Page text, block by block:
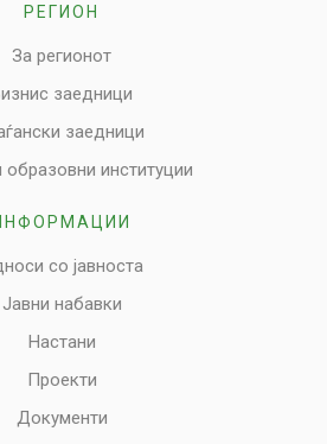
РЕГИОН
За регионот
заедници
заедници
образовни институции
со јавноста
Јавни набавки
Настани
Проекти
Документи